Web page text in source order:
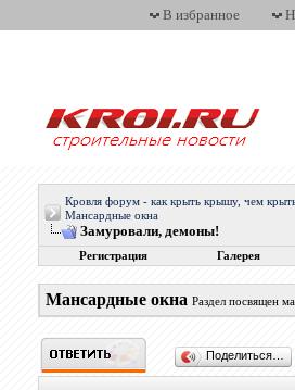
В избранное
Кровля форум - как крыть крышу, чем
Мансардные окна
Замуровали, демоны!
Регистрация Галерея
Мансардные окна Раздел посвящен
Поделиться…